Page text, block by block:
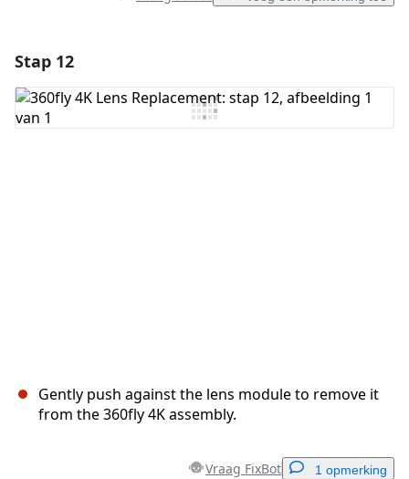
Voeg opmerking toe
Stap 12
Gently push against the lens module to remove it
from the 360fly 4K assembly.
Vraag FixBot 1 opmerking